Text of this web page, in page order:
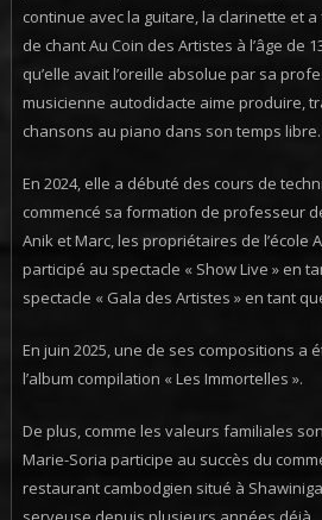
continue avec la guitare, la clarinette et
de chant Au Coin des Artistes à l’âge de
qu’elle avait l’oreille absolue par sa
musicienne autodidacte aime produire,
chansons au piano dans son temps libre.
En 2024, elle a débuté des cours de
commencé sa formation de professeur
Anik et Marc, les propriétaires de l’école
participé au spectacle « Show Live » en
spectacle « Gala des Artistes » en tant
En juin 2025, une de ses compositions a
l’album compilation « Les Immortelles ».
De plus, comme les valeurs familiales
Marie-Soria participe au succès du
restaurant cambodgien situé à